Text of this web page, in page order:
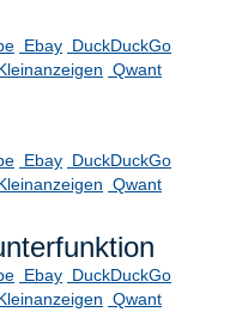
Ebay DuckDuckGo
Qwant
Ebay DuckDuckGo
Qwant
Ebay DuckDuckGo
Qwant